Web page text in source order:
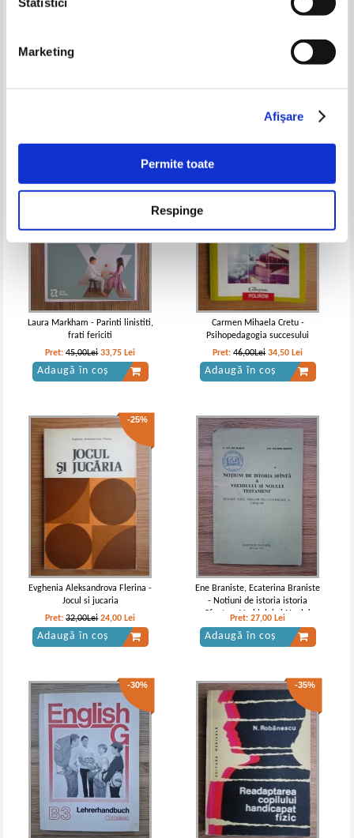
Marketing
Afişare
Permite toate
Respinge
Mary Ehrenworth - Constructing
Pret:37,00Lei 24,05 Lei
Adrian Stoica - Evaluarea
Pret:32,00Lei 22,40 Lei
Laura Markham - Parinti linistiti,
frati fericiti
Pret:45,00Lei 33,75 Lei
Adaugă în coș
Carmen Mihaela Cretu -
Psihopedagogia succesului
Pret:46,00Lei 34,50 Lei
Adaugă în coș
-25%
Evghenia Aleksandrova Flerina -
Jocul si jucaria
Pret:32,00Lei 24,00 Lei
Adaugă în coș
Ene Braniste, Ecaterina Braniste
- Notiuni de istoria istoria
Sfanta a Vechiului si Noului
Testament pentru uzul orelor de
catehizare a copiilor
Pret:27,00 Lei
Adaugă în coș
-30% -35%